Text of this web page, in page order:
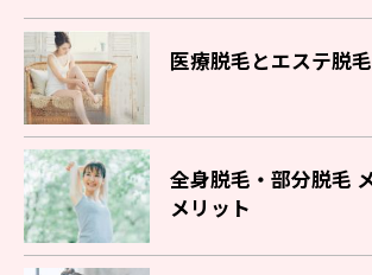
医療脱毛とエステ脱
全身脱毛・部分脱毛
メリット